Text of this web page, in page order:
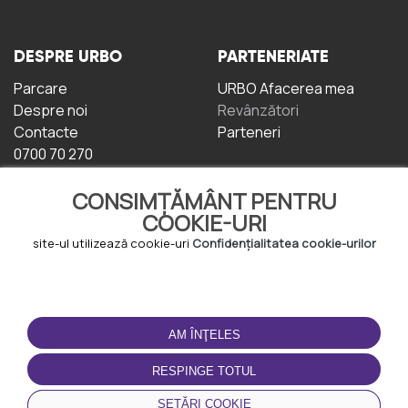
CONSIMȚĂMÂNT PENTRU
COOKIE-URI
site-ul utilizează cookie-uri Confidențialitatea cookie-urilor
AM ÎNŢELES
RESPINGE TOTUL
SETĂRI COOKIE
DESPRE URBO
Parcare
Despre noi
Contacte
0700 70 270
PARTENERIATE
URBO Afacerea mea
Revânzători
Parteneri
TERMENI DE UTILIZARE
Termeni și condiții
Politica de
Confidențialitate
Politica de cookie-uri
DESCĂRCAȚI
APLICAȚIA